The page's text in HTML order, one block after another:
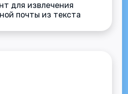
для извлечения
почты из текста